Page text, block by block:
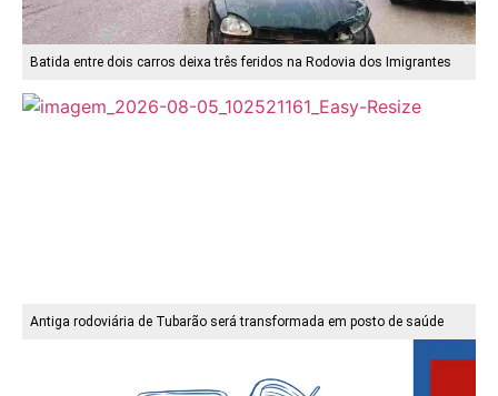
Batida entre dois carros deixa três feridos na Rodovia dos Imigrantes
Antiga rodoviária de Tubarão será transformada em posto de saúde